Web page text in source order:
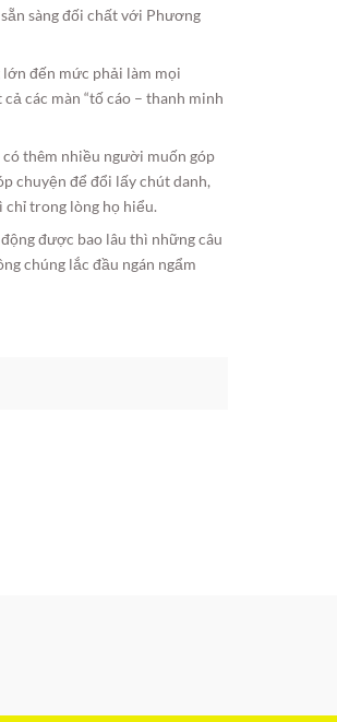
sàng đối chất với Phương
đến mức phải làm mọi
các màn “tố cáo – thanh minh
thêm nhiều người muốn góp
chuyện để đổi lấy chút danh,
chỉ trong lòng họ hiểu.
được bao lâu thì những câu
chúng lắc đầu ngán ngẩm